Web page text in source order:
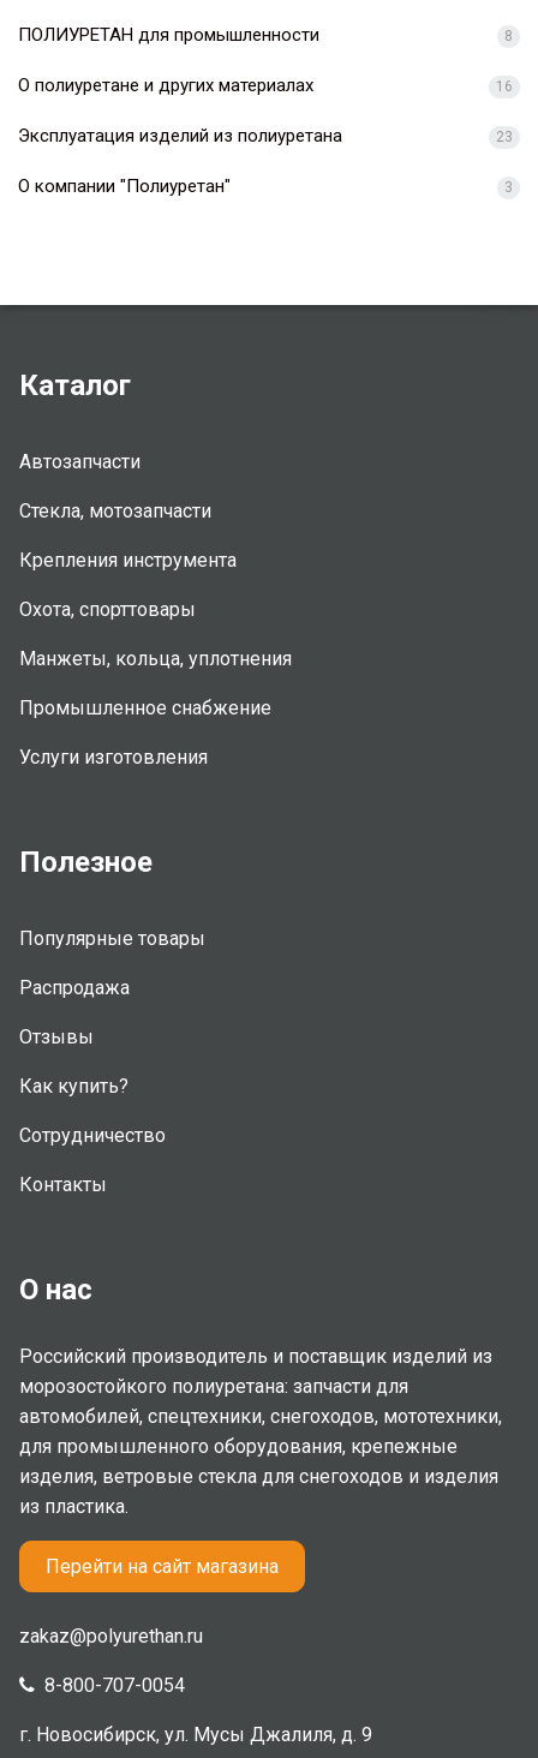
ПОЛИУРЕТАН для промышленности 8
О полиуретане и других материалах 16
Эксплуатация изделий из полиуретана 23
О компании "Полиуретан" 3
Каталог
Автозапчасти
Стекла, мотозапчасти
Крепления инструмента
Охота, спорттовары
Манжеты, кольца, уплотнения
Промышленное снабжение
Услуги изготовления
Полезное
Популярные товары
Распродажа
Отзывы
Как купить?
Сотрудничество
Контакты
О нас
Российский производитель и поставщик изделий из
морозостойкого полиуретана: запчасти для
автомобилей, спецтехники, снегоходов, мототехники,
для промышленного оборудования, крепежные
изделия, ветровые стекла для снегоходов и изделия
из пластика.
Перейти на сайт магазина
zakaz@polyurethan.ru
8-800-707-0054
г. Новосибирск, ул. Мусы Джалиля, д. 9